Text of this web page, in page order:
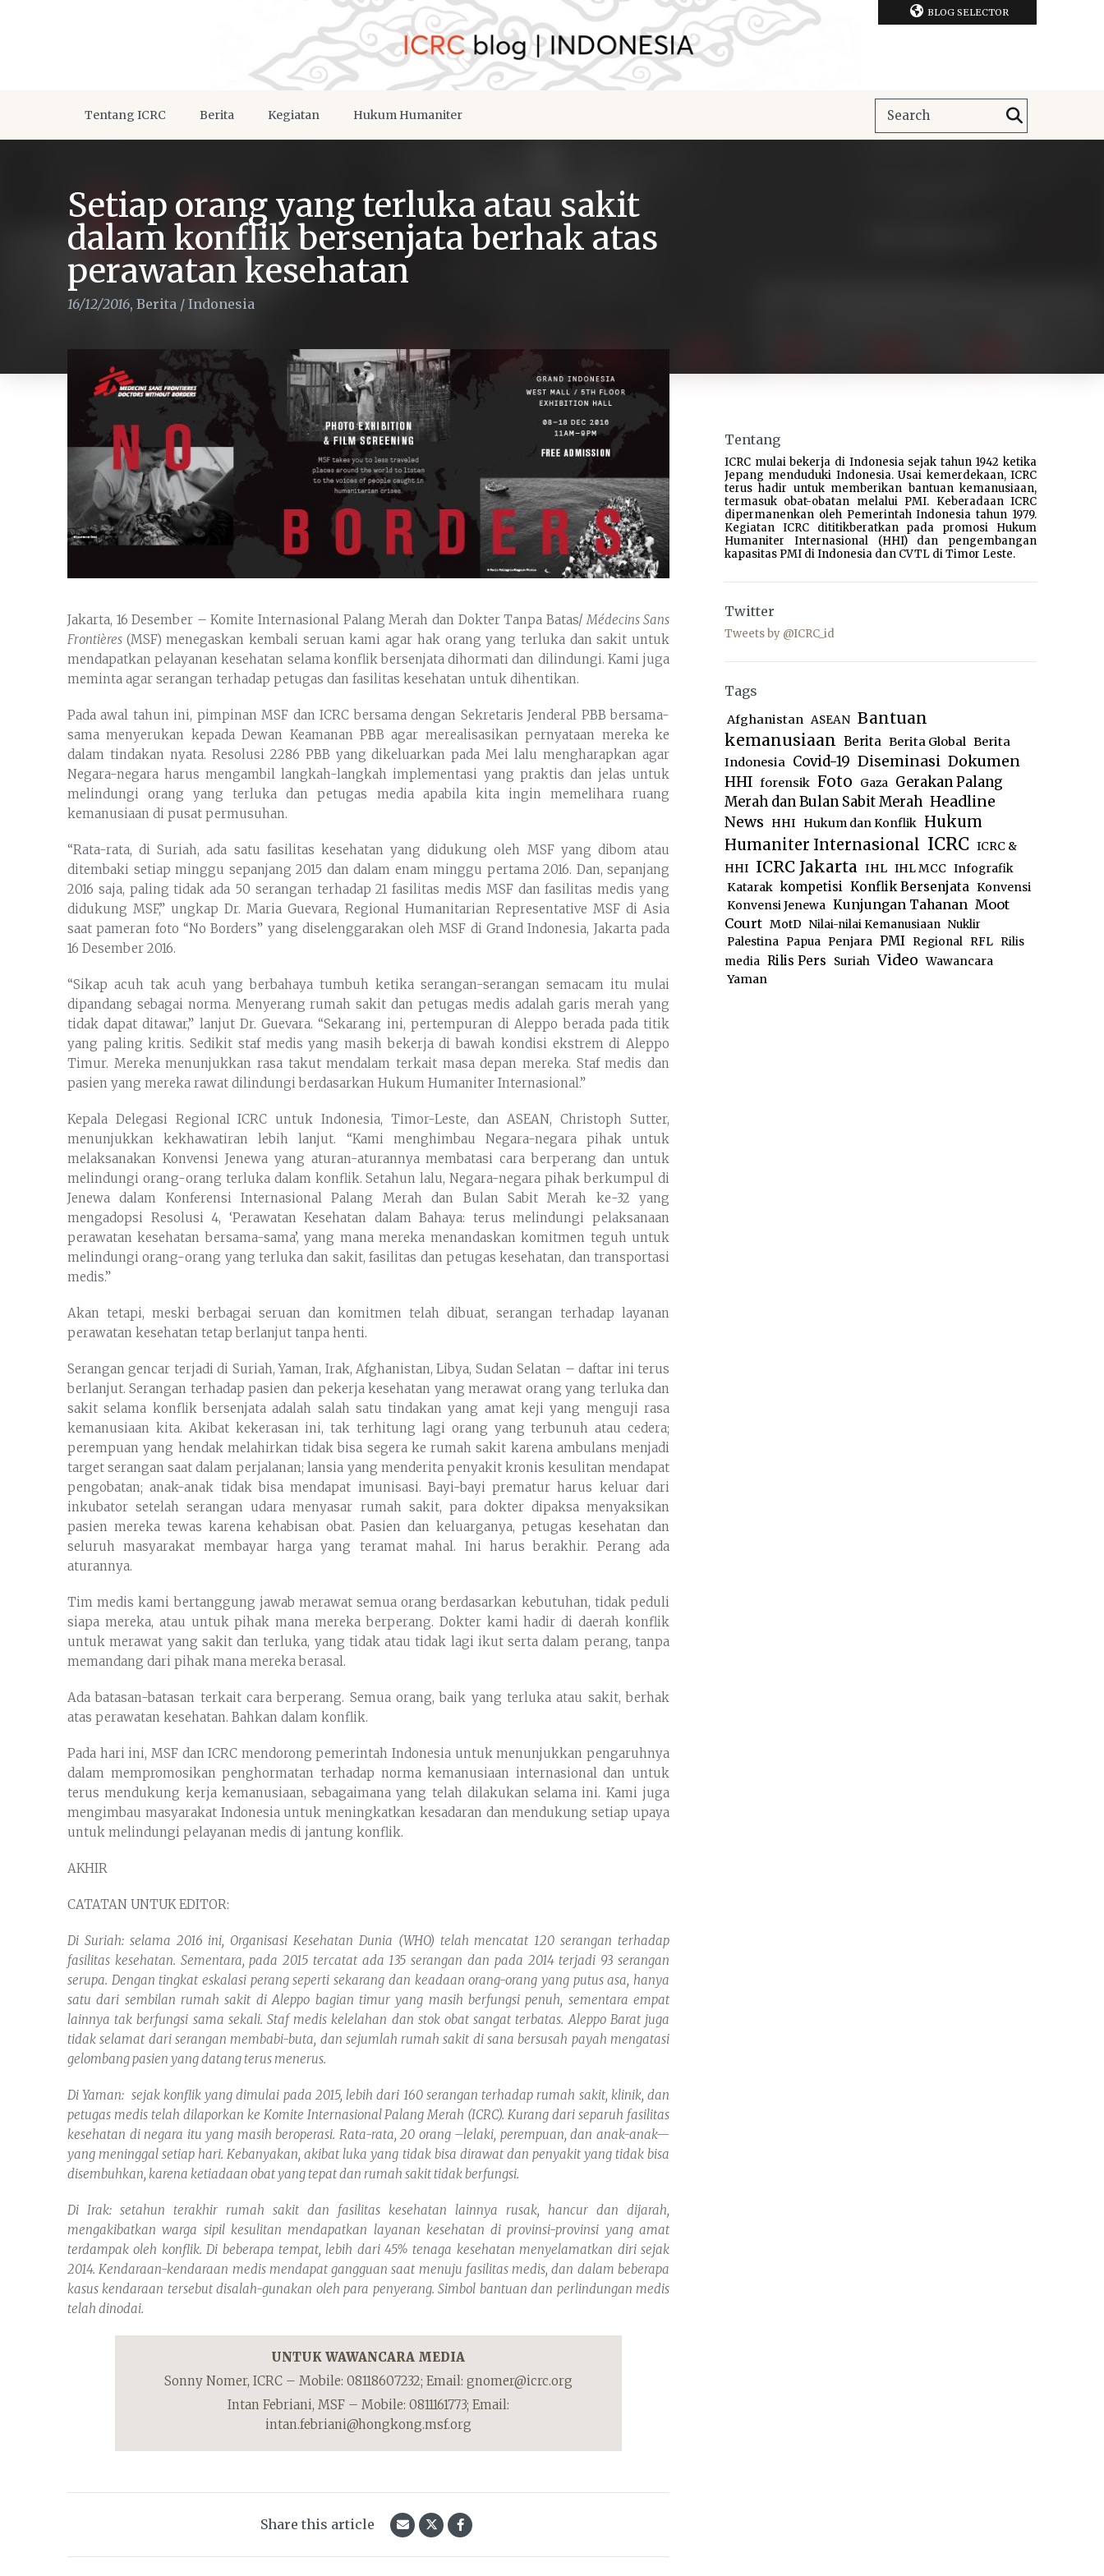
BLOG SELECTOR
Tentang ICRC Berita Kegiatan Hukum Humaniter
Setiap orang yang terluka atau sakit
dalam konflik bersenjata berhak atas
perawatan kesehatan
16/12/2016, Berita / Indonesia
Jakarta, 16 Desember – Komite Internasional Palang Merah dan Dokter Tanpa Batas/Médecins Sans
Frontières (MSF) menegaskan kembali seruan kami agar hak orang yang terluka dan sakit untuk
mendapatkan pelayanan kesehatan selama konflik bersenjata dihormati dan dilindungi. Kami juga
meminta agar serangan terhadap petugas dan fasilitas kesehatan untuk dihentikan.
Pada awal tahun ini, pimpinan MSF dan ICRC bersama dengan Sekretaris Jenderal PBB bersama-
sama menyerukan kepada Dewan Keamanan PBB agar merealisasikan pernyataan mereka ke
dalam tindakan nyata. Resolusi 2286 PBB yang dikeluarkan pada Mei lalu mengharapkan agar
Negara-negara harus mengambil langkah-langkah implementasi yang praktis dan jelas untuk
melindungi orang yang terluka dan petugas media apabila kita ingin memelihara ruang
kemanusiaan di pusat permusuhan.
“Rata-rata, di Suriah, ada satu fasilitas kesehatan yang didukung oleh MSF yang dibom atau
ditembaki setiap minggu sepanjang 2015 dan dalam enam minggu pertama 2016. Dan, sepanjang
2016 saja, paling tidak ada 50 serangan terhadap 21 fasilitas medis MSF dan fasilitas medis yang
didukung MSF,” ungkap Dr. Maria Guevara, Regional Humanitarian Representative MSF di Asia
saat pameran foto “No Borders” yang diselenggarakan oleh MSF di Grand Indonesia, Jakarta pada
16 Desember 2016.
“Sikap acuh tak acuh yang berbahaya tumbuh ketika serangan-serangan semacam itu mulai
dipandang sebagai norma. Menyerang rumah sakit dan petugas medis adalah garis merah yang
tidak dapat ditawar,” lanjut Dr. Guevara. “Sekarang ini, pertempuran di Aleppo berada pada titik
yang paling kritis. Sedikit staf medis yang masih bekerja di bawah kondisi ekstrem di Aleppo
Timur. Mereka menunjukkan rasa takut mendalam terkait masa depan mereka. Staf medis dan
pasien yang mereka rawat dilindungi berdasarkan Hukum Humaniter Internasional.”
Kepala Delegasi Regional ICRC untuk Indonesia, Timor-Leste, dan ASEAN, Christoph Sutter,
menunjukkan kekhawatiran lebih lanjut. “Kami menghimbau Negara-negara pihak untuk
melaksanakan Konvensi Jenewa yang aturan-aturannya membatasi cara berperang dan untuk
melindungi orang-orang terluka dalam konflik. Setahun lalu, Negara-negara pihak berkumpul di
Jenewa dalam Konferensi Internasional Palang Merah dan Bulan Sabit Merah ke-32 yang
mengadopsi Resolusi 4, ‘Perawatan Kesehatan dalam Bahaya: terus melindungi pelaksanaan
perawatan kesehatan bersama-sama’, yang mana mereka menandaskan komitmen teguh untuk
melindungi orang-orang yang terluka dan sakit, fasilitas dan petugas kesehatan, dan transportasi
medis.”
Akan tetapi, meski berbagai seruan dan komitmen telah dibuat, serangan terhadap layanan
perawatan kesehatan tetap berlanjut tanpa henti.
Serangan gencar terjadi di Suriah, Yaman, Irak, Afghanistan, Libya, Sudan Selatan – daftar ini terus
berlanjut. Serangan terhadap pasien dan pekerja kesehatan yang merawat orang yang terluka dan
sakit selama konflik bersenjata adalah salah satu tindakan yang amat keji yang menguji rasa
kemanusiaan kita. Akibat kekerasan ini, tak terhitung lagi orang yang terbunuh atau cedera;
perempuan yang hendak melahirkan tidak bisa segera ke rumah sakit karena ambulans menjadi
target serangan saat dalam perjalanan; lansia yang menderita penyakit kronis kesulitan mendapat
pengobatan; anak-anak tidak bisa mendapat imunisasi. Bayi-bayi prematur harus keluar dari
inkubator setelah serangan udara menyasar rumah sakit, para dokter dipaksa menyaksikan
pasien mereka tewas karena kehabisan obat. Pasien dan keluarganya, petugas kesehatan dan
seluruh masyarakat membayar harga yang teramat mahal. Ini harus berakhir. Perang ada
aturannya.
Tim medis kami bertanggung jawab merawat semua orang berdasarkan kebutuhan, tidak peduli
siapa mereka, atau untuk pihak mana mereka berperang. Dokter kami hadir di daerah konflik
untuk merawat yang sakit dan terluka, yang tidak atau tidak lagi ikut serta dalam perang, tanpa
memandang dari pihak mana mereka berasal.
Ada batasan-batasan terkait cara berperang. Semua orang, baik yang terluka atau sakit, berhak
atas perawatan kesehatan. Bahkan dalam konflik.
Pada hari ini, MSF dan ICRC mendorong pemerintah Indonesia untuk menunjukkan pengaruhnya
dalam mempromosikan penghormatan terhadap norma kemanusiaan internasional dan untuk
terus mendukung kerja kemanusiaan, sebagaimana yang telah dilakukan selama ini. Kami juga
mengimbau masyarakat Indonesia untuk meningkatkan kesadaran dan mendukung setiap upaya
untuk melindungi pelayanan medis di jantung konflik.
AKHIR
CATATAN UNTUK EDITOR:
Di Suriah: selama 2016 ini, Organisasi Kesehatan Dunia (WHO) telah mencatat 120 serangan terhadap
fasilitas kesehatan. Sementara, pada 2015 tercatat ada 135 serangan dan pada 2014 terjadi 93 serangan
serupa. Dengan tingkat eskalasi perang seperti sekarang dan keadaan orang-orang yang putus asa, hanya
satu dari sembilan rumah sakit di Aleppo bagian timur yang masih berfungsi penuh, sementara empat
lainnya tak berfungsi sama sekali. Staf medis kelelahan dan stok obat sangat terbatas. Aleppo Barat juga
tidak selamat dari serangan membabi-buta, dan sejumlah rumah sakit di sana bersusah payah mengatasi
gelombang pasien yang datang terus menerus.
Di Yaman: sejak konflik yang dimulai pada 2015, lebih dari 160 serangan terhadap rumah sakit, klinik, dan
petugas medis telah dilaporkan ke Komite Internasional Palang Merah (ICRC). Kurang dari separuh fasilitas
kesehatan di negara itu yang masih beroperasi. Rata-rata, 20 orang –lelaki, perempuan, dan anak-anak—
yang meninggal setiap hari. Kebanyakan, akibat luka yang tidak bisa dirawat dan penyakit yang tidak bisa
disembuhkan, karena ketiadaan obat yang tepat dan rumah sakit tidak berfungsi.
Di Irak: setahun terakhir rumah sakit dan fasilitas kesehatan lainnya rusak, hancur dan dijarah,
mengakibatkan warga sipil kesulitan mendapatkan layanan kesehatan di provinsi-provinsi yang amat
terdampak oleh konflik.Di beberapa tempat, lebih dari 45% tenaga kesehatan menyelamatkan diri sejak
2014. Kendaraan-kendaraan medis mendapat gangguan saat menuju fasilitas medis, dan dalam beberapa
kasus kendaraan tersebut disalah-gunakan oleh para penyerang. Simbol bantuan dan perlindungan medis
telah dinodai.
UNTUK WAWANCARA MEDIA
Sonny Nomer, ICRC – Mobile: 08118607232; Email: gnomer@icrc.org
Intan Febriani, MSF – Mobile: 0811161773; Email:
intan.febriani@hongkong.msf.org
Share this article
Tentang
ICRC mulai bekerja di Indonesia sejak tahun 1942 ketika
Jepang menduduki Indonesia. Usai kemerdekaan, ICRC
terus hadir untuk memberikan bantuan kemanusiaan,
termasuk obat-obatan melalui PMI. Keberadaan ICRC
dipermanenkan oleh Pemerintah Indonesia tahun 1979.
Kegiatan ICRC dititikberatkan pada promosi Hukum
Humaniter Internasional (HHI) dan pengembangan
kapasitas PMI di Indonesia dan CVTL di Timor Leste.
Twitter
Tweets by @ICRC_id
Tags
Afghanistan ASEAN Bantuan
kemanusiaan Berita Berita Global Berita
Indonesia Covid-19 Diseminasi Dokumen
HHI forensik Foto Gaza Gerakan Palang
Merah dan Bulan Sabit Merah Headline
News
HHI Hukum dan Konflik Hukum
Humaniter Internasional ICRC ICRC &
HHI ICRC Jakarta IHL IHL MCC Infografik
Katarak kompetisi Konflik Bersenjata Konvensi
Konvensi Jenewa Kunjungan Tahanan Moot
Court MotD Nilai-nilai Kemanusiaan Nuklir
Palestina
Papua Penjara PMI Regional RFL
Rilis
media Rilis Pers Suriah Video Wawancara
Yaman